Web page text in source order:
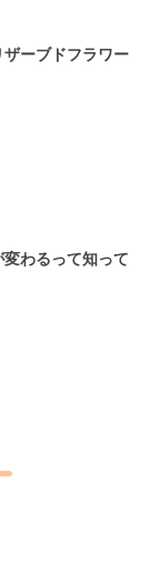
ーブドフラワー
わるって知って